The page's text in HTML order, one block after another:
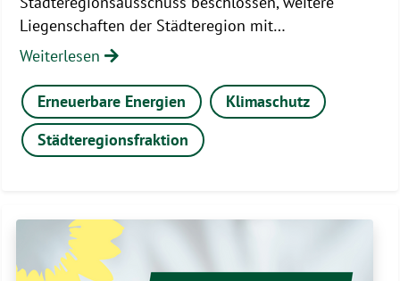
Liegenschaften der Städteregion mit…
Weiterlesen
Erneuerbare Energien
Klimaschutz
Städteregionsfraktion